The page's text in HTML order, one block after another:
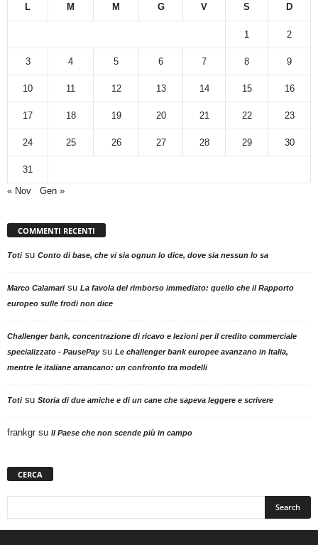
L M M G V S D
1 2
3 4 5 6 7 8 9
10 11 12 13 14 15 16
17 18 19 20 21 22 23
24 25 26 27 28 29 30
31
« Nov
Gen »
COMMENTI RECENTI
Totisu Conto di base, che vi sia ognun lo dice, dove sia nessun lo sa
Marco Calamarisu La favola del rimborso immediato: quello che il Rapporto
europeo sulle frodi non dice
Challenger bank, concentrazione di ricavo e lezioni per il credito commerciale
specializzato - PausePaysu Le challenger bank europee avanzano in Italia,
mentre le italiane arrancano: un confronto tra modelli
Totisu Storia di due amiche e di un cane che sapeva leggere e scrivere
frankgr su Il Paese che non scende più in campo
CERCA